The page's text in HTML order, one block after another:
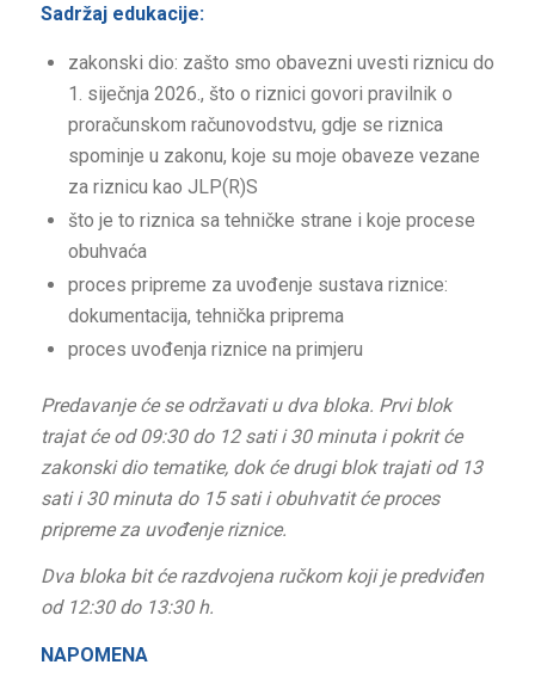
Sadržaj edukacije:
zakonski dio: zašto smo obavezni uvesti riznicu do
1. siječnja 2026., što o riznici govori pravilnik o
proračunskom računovodstvu, gdje se riznica
spominje u zakonu, koje su moje obaveze vezane
za riznicu kao JLP(R)S
što je to riznica sa tehničke strane i koje procese
obuhvaća
proces pripreme za uvođenje sustava riznice:
dokumentacija, tehnička priprema
proces uvođenja riznice na primjeru
Predavanje će se održavati u dva bloka. Prvi blok
trajat će od 09:30 do 12 sati i 30 minuta i pokrit će
zakonski dio tematike, dok će drugi blok trajati od 13
sati i 30 minuta do 15 sati i obuhvatit će proces
pripreme za uvođenje riznice.
Dva bloka bit će razdvojena ručkom koji je predviđen
od 12:30 do 13:30 h.
NAPOMENA